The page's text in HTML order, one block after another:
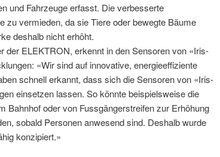
und Fahrzeuge erfasst. Die verbesserte
zu vermieden, da sie Tiere oder bewegte Bäume
deshalb nicht erhöht.
der ELEKTRON, erkennt in den Sensoren von «Iris-
«Wir sind auf innovative, energieeffiziente
schnell erkannt, dass sich die Sensoren von «Iris-
einsetzen lassen. So könnte beispielsweise die
Bahnhof oder von Fussgängerstreifen zur Erhöhung
sobald Personen anwesend sind. Deshalb wurde
konzipiert.»